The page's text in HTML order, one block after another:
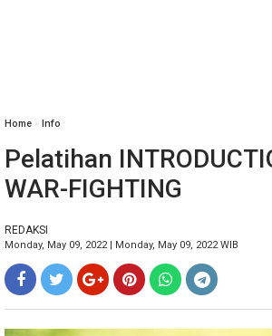
Home » Info
Pelatihan
WAR-FIGHTING
REDAKSI
Monday, May 09, 2022 | Monday, May 09, 2022 WIB